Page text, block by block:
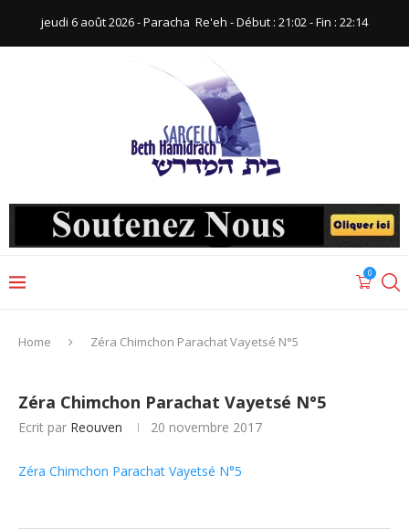
jeudi 6 août 2026 - Paracha ‪ Re'eh‬ - Début : 21:02‬ - Fin : ‪22:14‬
0
Home Zéra Chimchon Parachat Vayetsé N°5
Zéra Chimchon Parachat Vayetsé N°5
Ecrit par Reouven 20 novembre 2017
Zéra Chimchon Parachat Vayetsé N°5